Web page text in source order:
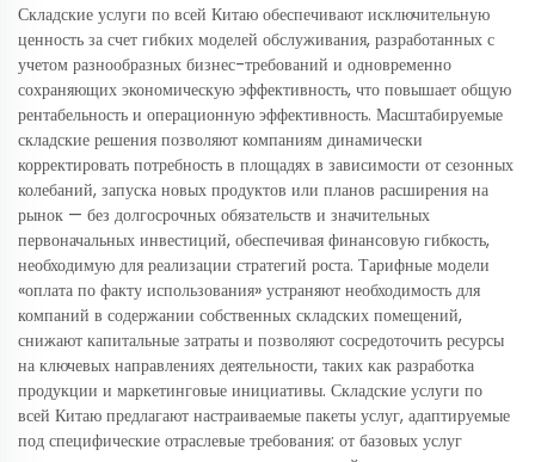
Складские услуги по всей Китаю обеспечивают исключительную
ценность за счет гибких моделей обслуживания, разработанных с
учетом разнообразных бизнес-требований и одновременно
сохраняющих экономическую эффективность, что повышает общую
рентабельность и операционную эффективность. Масштабируемые
складские решения позволяют компаниям динамически
корректировать потребность в площадях в зависимости от сезонных
колебаний, запуска новых продуктов или планов расширения на
рынок — без долгосрочных обязательств и значительных
первоначальных инвестиций, обеспечивая финансовую гибкость,
необходимую для реализации стратегий роста. Тарифные модели
«оплата по факту использования» устраняют необходимость для
компаний в содержании собственных складских помещений,
снижают капитальные затраты и позволяют сосредоточить ресурсы
на ключевых направлениях деятельности, таких как разработка
продукции и маркетинговые инициативы. Складские услуги по
всей Китаю предлагают настраиваемые пакеты услуг, адаптируемые
под специфические отраслевые требования: от базовых услуг